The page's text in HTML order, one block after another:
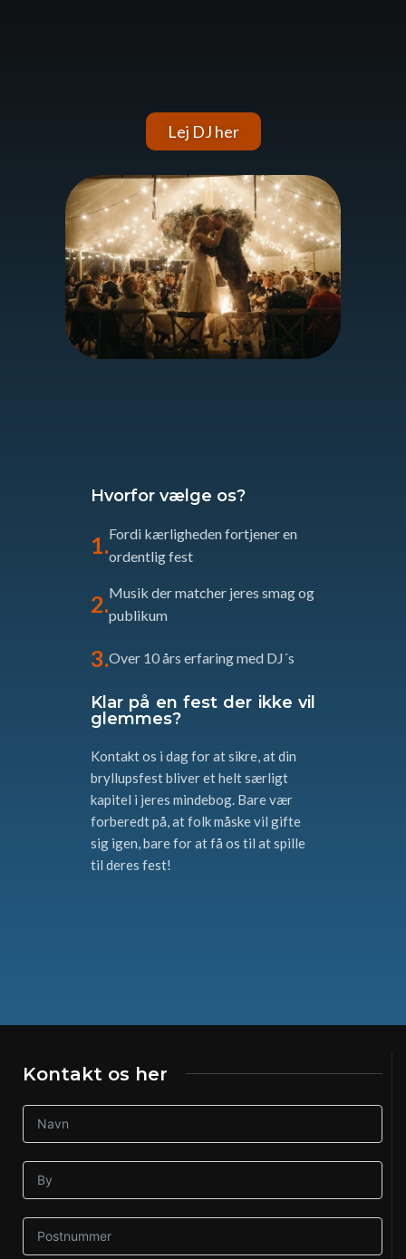
Lej DJ her
Hvorfor vælge os?
Fordi kærligheden fortjener en
ordentlig fest
Musik der matcher jeres smag og
publikum
Over 10 års erfaring med DJ´s
Klar på en fest der ikke vil
glemmes?
Kontakt os i dag for at sikre, at din
bryllupsfest bliver et helt særligt
kapitel i jeres mindebog. Bare vær
forberedt på, at folk måske vil gifte
sig igen, bare for at få os til at spille
til deres fest!
Kontakt os her